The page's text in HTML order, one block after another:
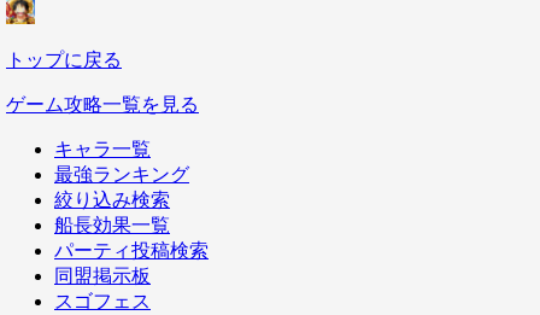
トップに戻る
ゲーム攻略一覧を見る
キャラ一覧
最強ランキング
絞り込み検索
船長効果一覧
パーティ投稿検索
同盟掲示板
スゴフェス